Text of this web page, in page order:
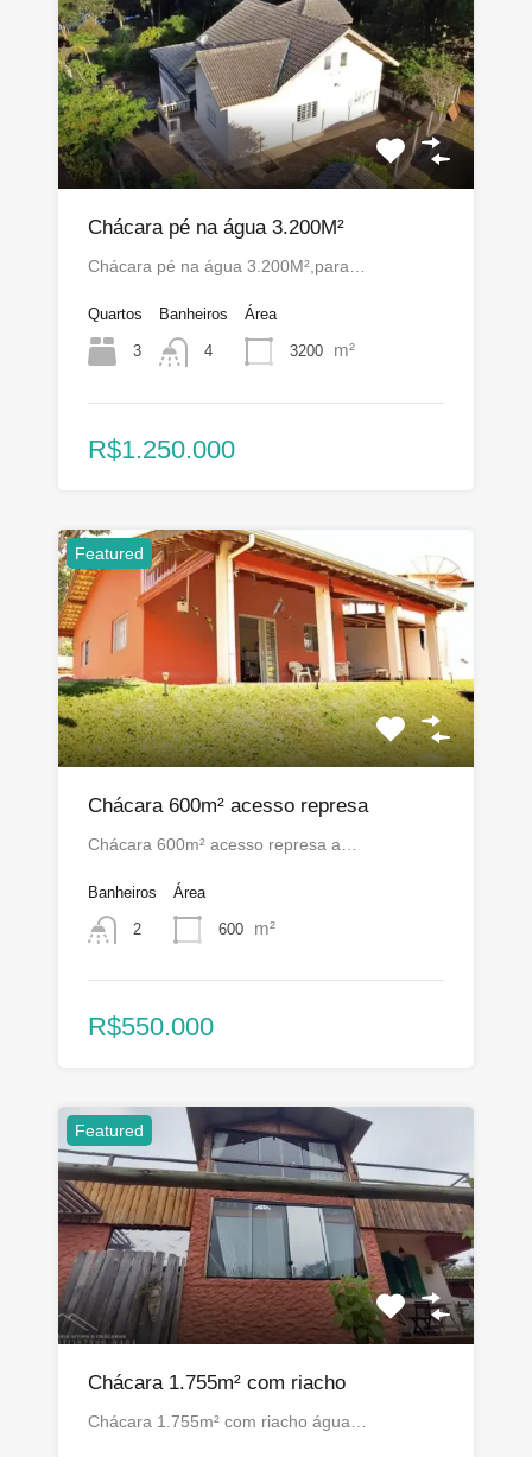
Chácara pé na água 3.200M²
Chácara pé na água 3.200M²,para…
Quartos
3
Banheiros
4
Área
3200 m²
R$1.250.000
Featured
Chácara 600m² acesso represa
Chácara 600m² acesso represa a…
Banheiros
2
Área
600 m²
R$550.000
Featured
Chácara 1.755m² com riacho
Chácara 1.755m² com riacho água…